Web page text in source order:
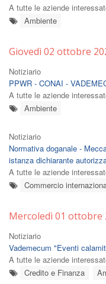
A tutte le aziende
Ambiente
Giovedì 02 ottobre
Notiziario
PPWR - CONAI -
A tutte le aziende
Ambiente
Notiziario
Normativa doganale -
istanza dichiarante
A tutte le aziende
Commercio
Mercoledì 01 ottobre
Notiziario
Vademecum "Eventi
A tutte le aziende
Credito e Finanza